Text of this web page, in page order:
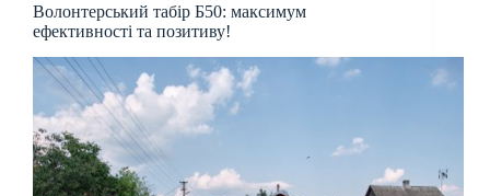
Волонтерський табір Б50: максимум
ефективності та позитиву!